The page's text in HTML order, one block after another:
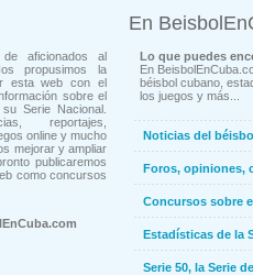
aficionados al
propusimos la
esta web con el
sobre el
Serie Nacional.
reportajes,
online y mucho
mejorar y ampliar
publicaremos
como concursos
En
Lo que puedes
En
béisbol cubano,
los juegos y más...
Noticias del
Foros, opiniones,
Concursos sobre
Estadísticas de la
Serie 50, la Serie